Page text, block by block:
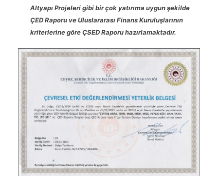
Altyapı Projeleri gibi bir çok yatırıma uygun şekilde
ÇED Raporu ve Uluslararası Finans Kuruluşlarının
kriterlerine göre ÇSED Raporu hazırlamaktadır.